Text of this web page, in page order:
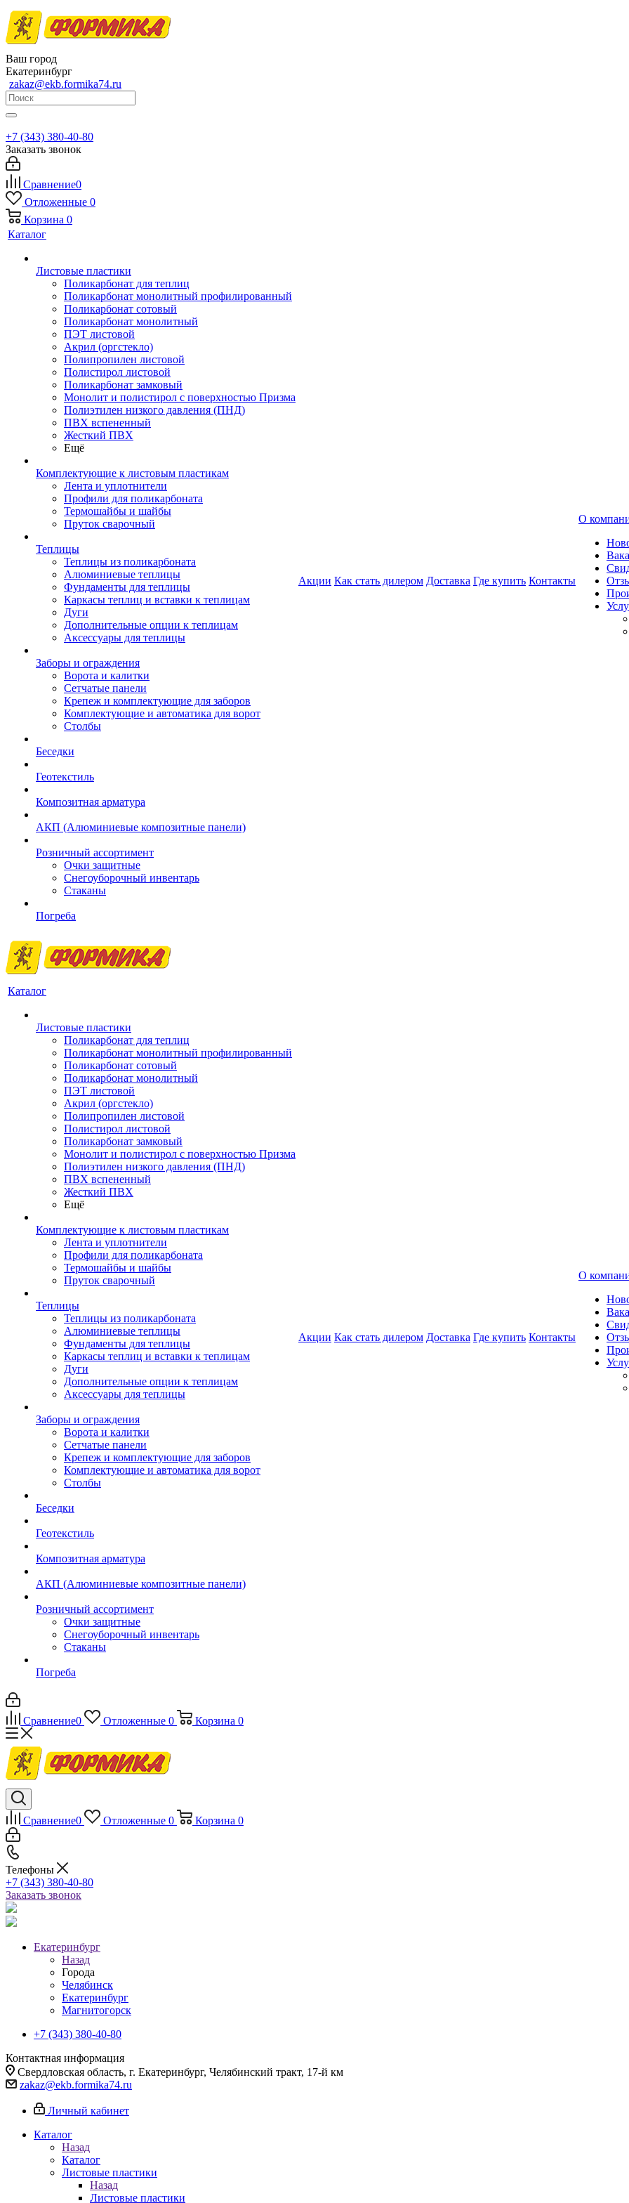
Ваш город
Екатеринбург
zakaz@ekb.formika74.ru
+7 (343) 380-40-80
Заказать звонок
Сравнение0
Отложенные 0
Корзина 0
Каталог
Листовые пластики
Поликарбонат для теплиц
Поликарбонат монолитный профилированный
Поликарбонат сотовый
Поликарбонат монолитный
ПЭТ листовой
Акрил (оргстекло)
Полипропилен листовой
Полистирол листовой
Поликарбонат замковый
Монолит и полистирол с поверхностью Призма
Полиэтилен низкого давления (ПНД)
ПВХ вспененный
Жесткий ПВХ
Ещё
Комплектующие к листовым пластикам
Лента и уплотнители
Профили для поликарбоната
Термошайбы и шайбы
Пруток сварочный
Теплицы
Теплицы из поликарбоната
Алюминиевые теплицы
Фундаменты для теплицы
Каркасы теплиц и вставки к теплицам
Дуги
Дополнительные опции к теплицам
Аксессуары для теплицы
Заборы и ограждения
Ворота и калитки
Сетчатые панели
Крепеж и комплектующие для заборов
Комплектующие и автоматика для ворот
Столбы
Беседки
Геотекстиль
Композитная арматура
АКП (Алюминиевые композитные панели)
Розничный ассортимент
Очки защитные
Снегоуборочный инвентарь
Стаканы
Погреба
Акции Как стать дилером Доставка Где купить Контакты
О
Каталог
Листовые пластики
Поликарбонат для теплиц
Поликарбонат монолитный профилированный
Поликарбонат сотовый
Поликарбонат монолитный
ПЭТ листовой
Акрил (оргстекло)
Полипропилен листовой
Полистирол листовой
Поликарбонат замковый
Монолит и полистирол с поверхностью Призма
Полиэтилен низкого давления (ПНД)
ПВХ вспененный
Жесткий ПВХ
Ещё
Комплектующие к листовым пластикам
Лента и уплотнители
Профили для поликарбоната
Термошайбы и шайбы
Пруток сварочный
Теплицы
Теплицы из поликарбоната
Алюминиевые теплицы
Фундаменты для теплицы
Каркасы теплиц и вставки к теплицам
Дуги
Дополнительные опции к теплицам
Аксессуары для теплицы
Заборы и ограждения
Ворота и калитки
Сетчатые панели
Крепеж и комплектующие для заборов
Комплектующие и автоматика для ворот
Столбы
Беседки
Геотекстиль
Композитная арматура
АКП (Алюминиевые композитные панели)
Розничный ассортимент
Очки защитные
Снегоуборочный инвентарь
Стаканы
Погреба
Акции Как стать дилером Доставка Где купить Контакты
О
Сравнение0 Отложенные 0 Корзина 0
Сравнение0 Отложенные 0 Корзина 0
Телефоны
+7 (343) 380-40-80
Заказать звонок
Екатеринбург
Назад
Города
Челябинск
Екатеринбург
Магнитогорск
+7 (343) 380-40-80
Контактная информация
Свердловская область, г. Екатеринбург, Челябинский тракт, 17-й км
zakaz@ekb.formika74.ru
Личный кабинет
Каталог
Назад
Каталог
Листовые пластики
Назад
Листовые пластики